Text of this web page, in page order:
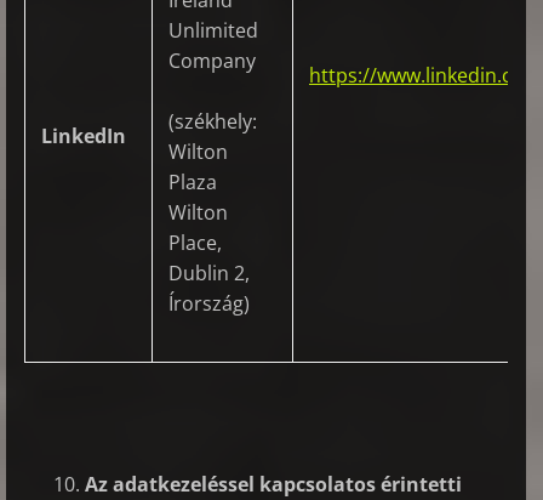
LinkedIn
Unlimited
Company
(székhely:
Wilton
Plaza
Wilton
Place,
Dublin 2,
Írország)
https://
Az adatkezeléssel kapcsolatos érintetti